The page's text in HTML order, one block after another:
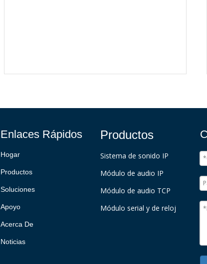
Enlaces Rápidos
Hogar
Productos
Soluciones
Apoyo
Acerca De
Noticias
Productos
Sistema de sonido IP
Módulo de audio IP
Módulo de audio TCP
Módulo serial y de reloj